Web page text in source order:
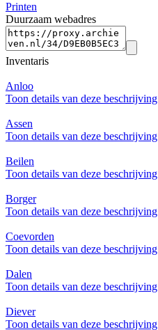
Printen
Duurzaam webadres
Inventaris
Anloo
Toon details van deze beschrijving
Assen
Toon details van deze beschrijving
Beilen
Toon details van deze beschrijving
Borger
Toon details van deze beschrijving
Coevorden
Toon details van deze beschrijving
Dalen
Toon details van deze beschrijving
Diever
Toon details van deze beschrijving